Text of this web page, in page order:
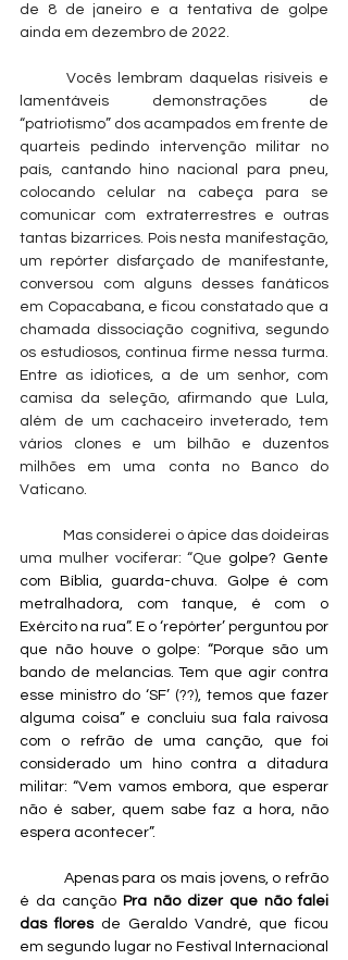
de 8 de janeiro e a tentativa de golpe
ainda em dezembro de 2022.
lamentáveis demonstrações de
“patriotismo” dos acampados em frente de
quarteis pedindo intervenção militar no
país, cantando hino nacional para pneu,
colocando celular na cabeça para se
comunicar com extraterrestres e outras
tantas bizarrices. Pois nesta manifestação,
um repórter disfarçado de manifestante,
conversou com alguns desses fanáticos
em Copacabana, e ficou constatado que a
chamada dissociação cognitiva, segundo
os estudiosos, continua firme nessa turma.
Entre as idiotices, a de um senhor, com
camisa da seleção, afirmando que Lula,
além de um cachaceiro inveterado, tem
vários clones e um bilhão e duzentos
milhões em uma conta no Banco do
Vaticano.
uma mulher vociferar: “Que golpe? Gente
com Bíblia, guarda-chuva. Golpe é com
metralhadora, com tanque, é com o
Exército na rua”. E o ‘repórter’ perguntou por
que não houve o golpe: “Porque são um
bando de melancias. Tem que agir contra
esse ministro do ‘SF’ (??), temos que fazer
alguma coisa” e concluiu sua fala raivosa
com o refrão de uma canção, que foi
considerado um hino contra a ditadura
militar: “Vem vamos embora, que esperar
não é saber, quem sabe faz a hora, não
espera acontecer”.
é da canção Pra não dizer que não falei
das flores de Geraldo Vandré, que ficou
em segundo lugar no Festival Internacional